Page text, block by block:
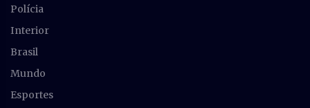
Polícia
Interior
Brasil
Mundo
Esportes